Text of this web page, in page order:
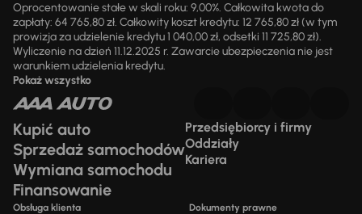
Oprocentowanie stałe w skali roku: 9,00%. Całkowita kwota do
zapłaty: 64 765,80 zł. Całkowity koszt kredytu: 12 765,80 zł (w tym
prowizja za udzielenie kredytu 1 040,00 zł, odsetki 11 725,80 zł).
Wyliczenie na dzień 11.12.2025 r. Zawarcie ubezpieczenia nie jest
warunkiem udzielenia kredytu.
Pokaż wszystko
Kupić auto
Sprzedaż samochodów
Wymiana samochodu
Finansowanie
Przedsiębiorcy i firmy
Oddziały
Kariera
Obsługa klienta Dokumenty prawne